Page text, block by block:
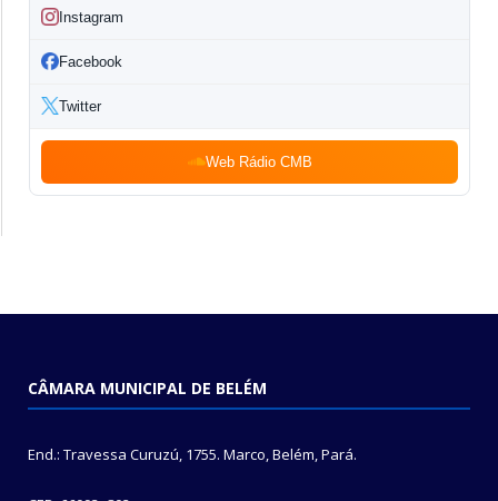
Instagram
Facebook
Twitter
Web Rádio CMB
CÂMARA MUNICIPAL DE BELÉM
End.: Travessa Curuzú, 1755. Marco, Belém, Pará.